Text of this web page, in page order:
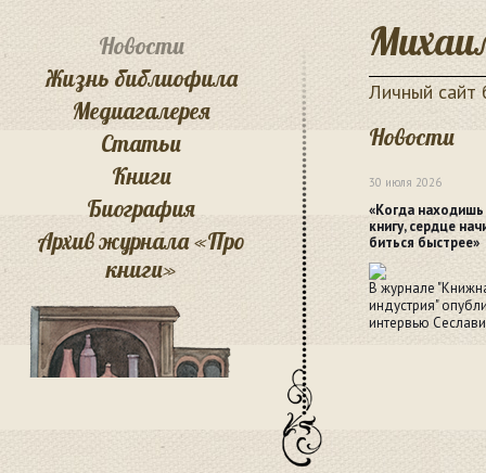
Личный сайт
Новости
30 июля 2026
«Когда
книгу, сердце
биться быстрее»
В журнале
индустрия"
интервью
Новости
Жизнь библиофила
Медиагалерея
Статьи
Книги
Биография
Архив журнала «Про
книги»